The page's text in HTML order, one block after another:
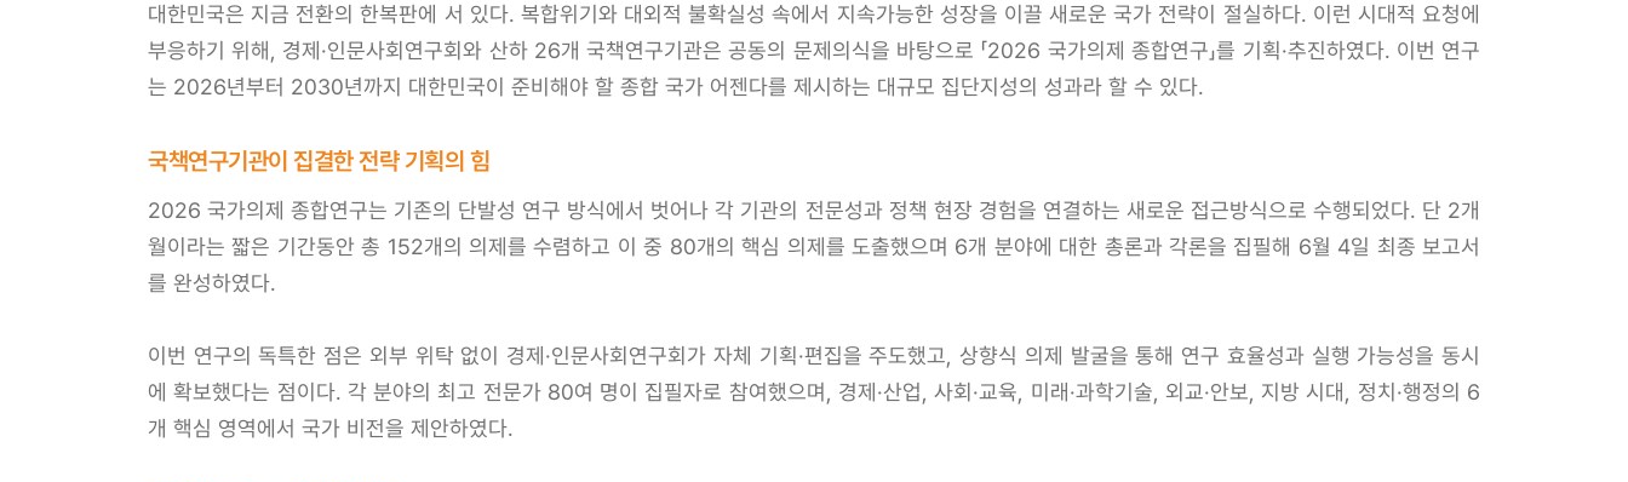
대한민국은 지금 전환의 한복판에 서 있다. 복합위기와 대외적 불확실성 속에서 지속가능한 성장을 이끌 새로운 국가 전략이 절실하다. 이런 시대적 요청에
부응하기 위해, 경제·인문사회연구회와 산하 26개 국책연구기관은 공동의 문제의식을 바탕으로 「2026 국가의제 종합연구」를 기획·추진하였다. 이번 연구
는 2026년부터 2030년까지 대한민국이 준비해야 할 종합 국가 어젠다를 제시하는 대규모 집단지성의 성과라 할 수 있다.
국책연구기관이 집결한 전략 기획의 힘
2026 국가의제 종합연구는 기존의 단발성 연구 방식에서 벗어나 각 기관의 전문성과 정책 현장 경험을 연결하는 새로운 접근방식으로 수행되었다. 단 2개
월이라는 짧은 기간동안 총 152개의 의제를 수렴하고 이 중 80개의 핵심 의제를 도출했으며 6개 분야에 대한 총론과 각론을 집필해 6월 4일 최종 보고서
를 완성하였다.
이번 연구의 독특한 점은 외부 위탁 없이 경제·인문사회연구회가 자체 기획·편집을 주도했고, 상향식 의제 발굴을 통해 연구 효율성과 실행 가능성을 동시
에 확보했다는 점이다. 각 분야의 최고 전문가 80여 명이 집필자로 참여했으며, 경제·산업, 사회·교육, 미래·과학기술, 외교·안보, 지방 시대, 정치·행정의 6
개 핵심 영역에서 국가 비전을 제안하였다.